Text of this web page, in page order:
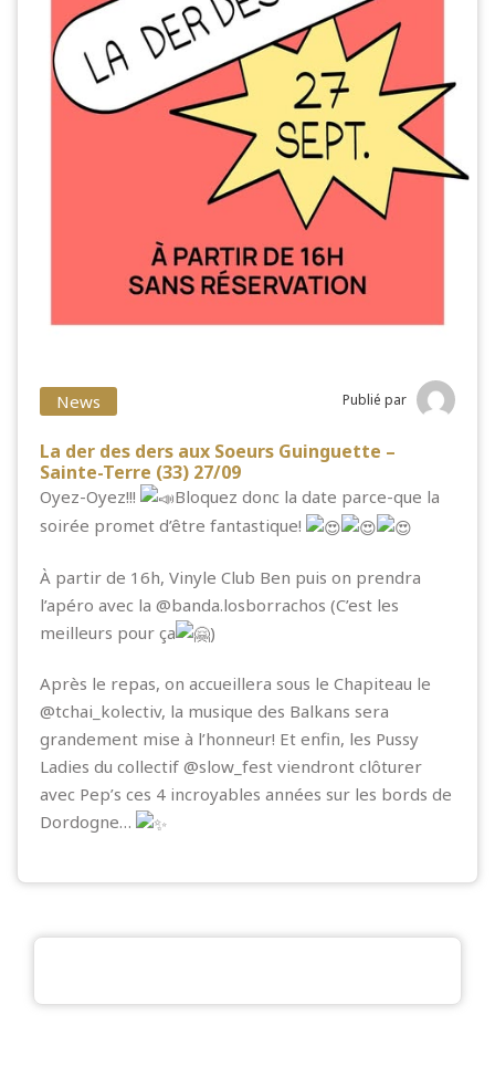
News Publié par
La der des ders aux Soeurs Guinguette –
Sainte-Terre (33) 27/09
Oyez-Oyez!!!
Bloquez donc la date parce-que la
soirée promet d’être fantastique!
À partir de 16h, Vinyle Club Ben puis on prendra
l’apéro avec la @banda.losborrachos (C’est les
meilleurs pour ça
)
Après le repas, on accueillera sous le Chapiteau le
@tchai_kolectiv, la musique des Balkans sera
grandement mise à l’honneur! Et enfin, les Pussy
Ladies du collectif @slow_fest viendront clôturer
avec Pep’s ces 4 incroyables années sur les bords de
Dordogne…